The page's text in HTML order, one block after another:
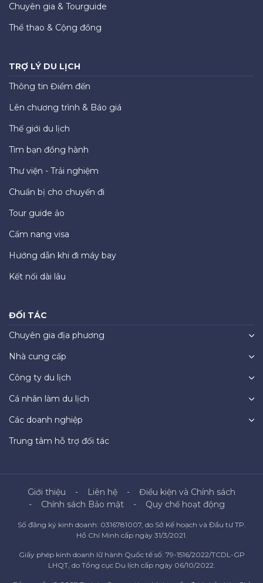
Chuyên gia & Tourguide
Thể thao & Cộng đồng
TRỢ LÝ DU LỊCH
Thông tin Điểm đến
Lên chương trình & Báo giá
Thế giới du lịch
Tìm bạn đồng hành
Thư viện - Trải nghiệm
Chuẩn bị cho chuyến đi
Tour guide ảo
Cẩm nang visa
Hướng dẫn khi đi máy bay
Kết nối dài lâu
ĐỐI TÁC
Chuyên gia địa phương
Nhà cung cấp
Công ty du lịch
Cá nhân làm du lịch
Các doanh nghiệp
Trung tâm hỗ trợ đối tác
Giới thiệu Liên hệ
Điều kiện và Chính sách
Chính sách Bảo mật
Quy chế hoạt động
Số đăng ký kinh doanh: 0316781007, do Sở Kế hoạch và Đầu tư TP.
Hồ Chí Minh cấp ngày 31/3/2021.
Giấy phép kinh doanh lữ hành Quốc tế số: 79-1516/2022/TCDL-GP
LHQT, do Tổng cục Du lịch cấp ngày 06/10/2022.